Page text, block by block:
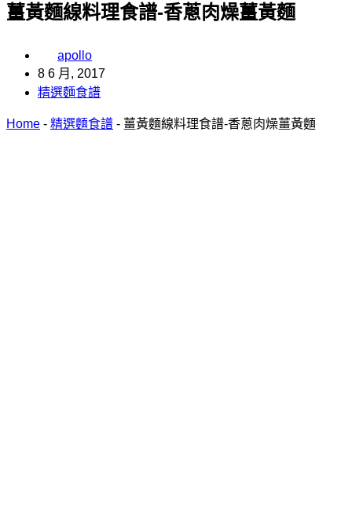
薑黃麵線料理食譜-香蔥肉燥薑黃麵
apollo
8 6 月, 2017
精選麵食譜
Home - 精選麵食譜 - 薑黃麵線料理食譜-香蔥肉燥薑黃麵